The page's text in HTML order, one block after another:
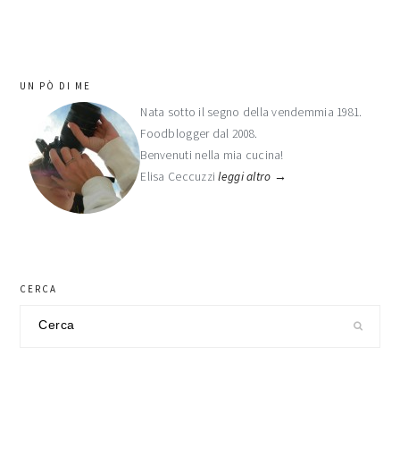
barra
laterale
primaria
UN PÒ DI ME
Nata sotto il segno della vendemmia 1981.
Foodblogger dal 2008.
Benvenuti nella mia cucina!
Elisa Ceccuzzileggi altro →
CERCA